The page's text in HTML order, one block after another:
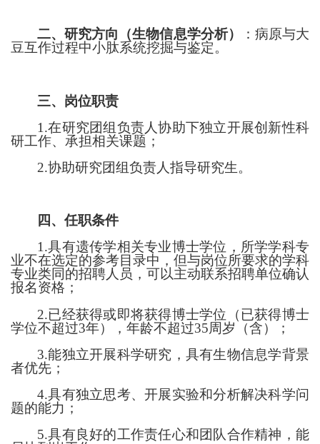
二、研究方向（生物信息学分析）
：病原与大
豆互作过程中小肽系统挖掘与鉴定。
三、岗位职责
1.在研究团组负责人协助下独立开展创新性科
研工作、承担相关课题；
2.协助研究团组负责人指导研究生。
四、任职条件
1.具有遗传学相关专业博士学位，所学学科专
业不在选定的参考目录中，但与岗位所要求的学科
专业类同的招聘人员，可以主动联系招聘单位确认
报名资格；
2.已经获得或即将获得博士学位（已获得博士
学位不超过3年），年龄不超过35周岁（含）；
3.能独立开展科学研究，具有生物信息学背景
者优先；
4.具有独立思考、开展实验和分析解决科学问
题的能力；
5.具有良好的工作责任心和团队合作精神，能